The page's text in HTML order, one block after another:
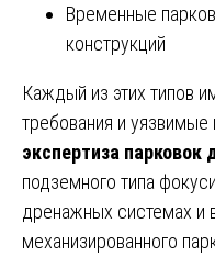
Временные
конструкций
Каждый из этих типов
требования и уязвимые
экспертиза парковок
подземного типа
дренажных системах и
механизированного